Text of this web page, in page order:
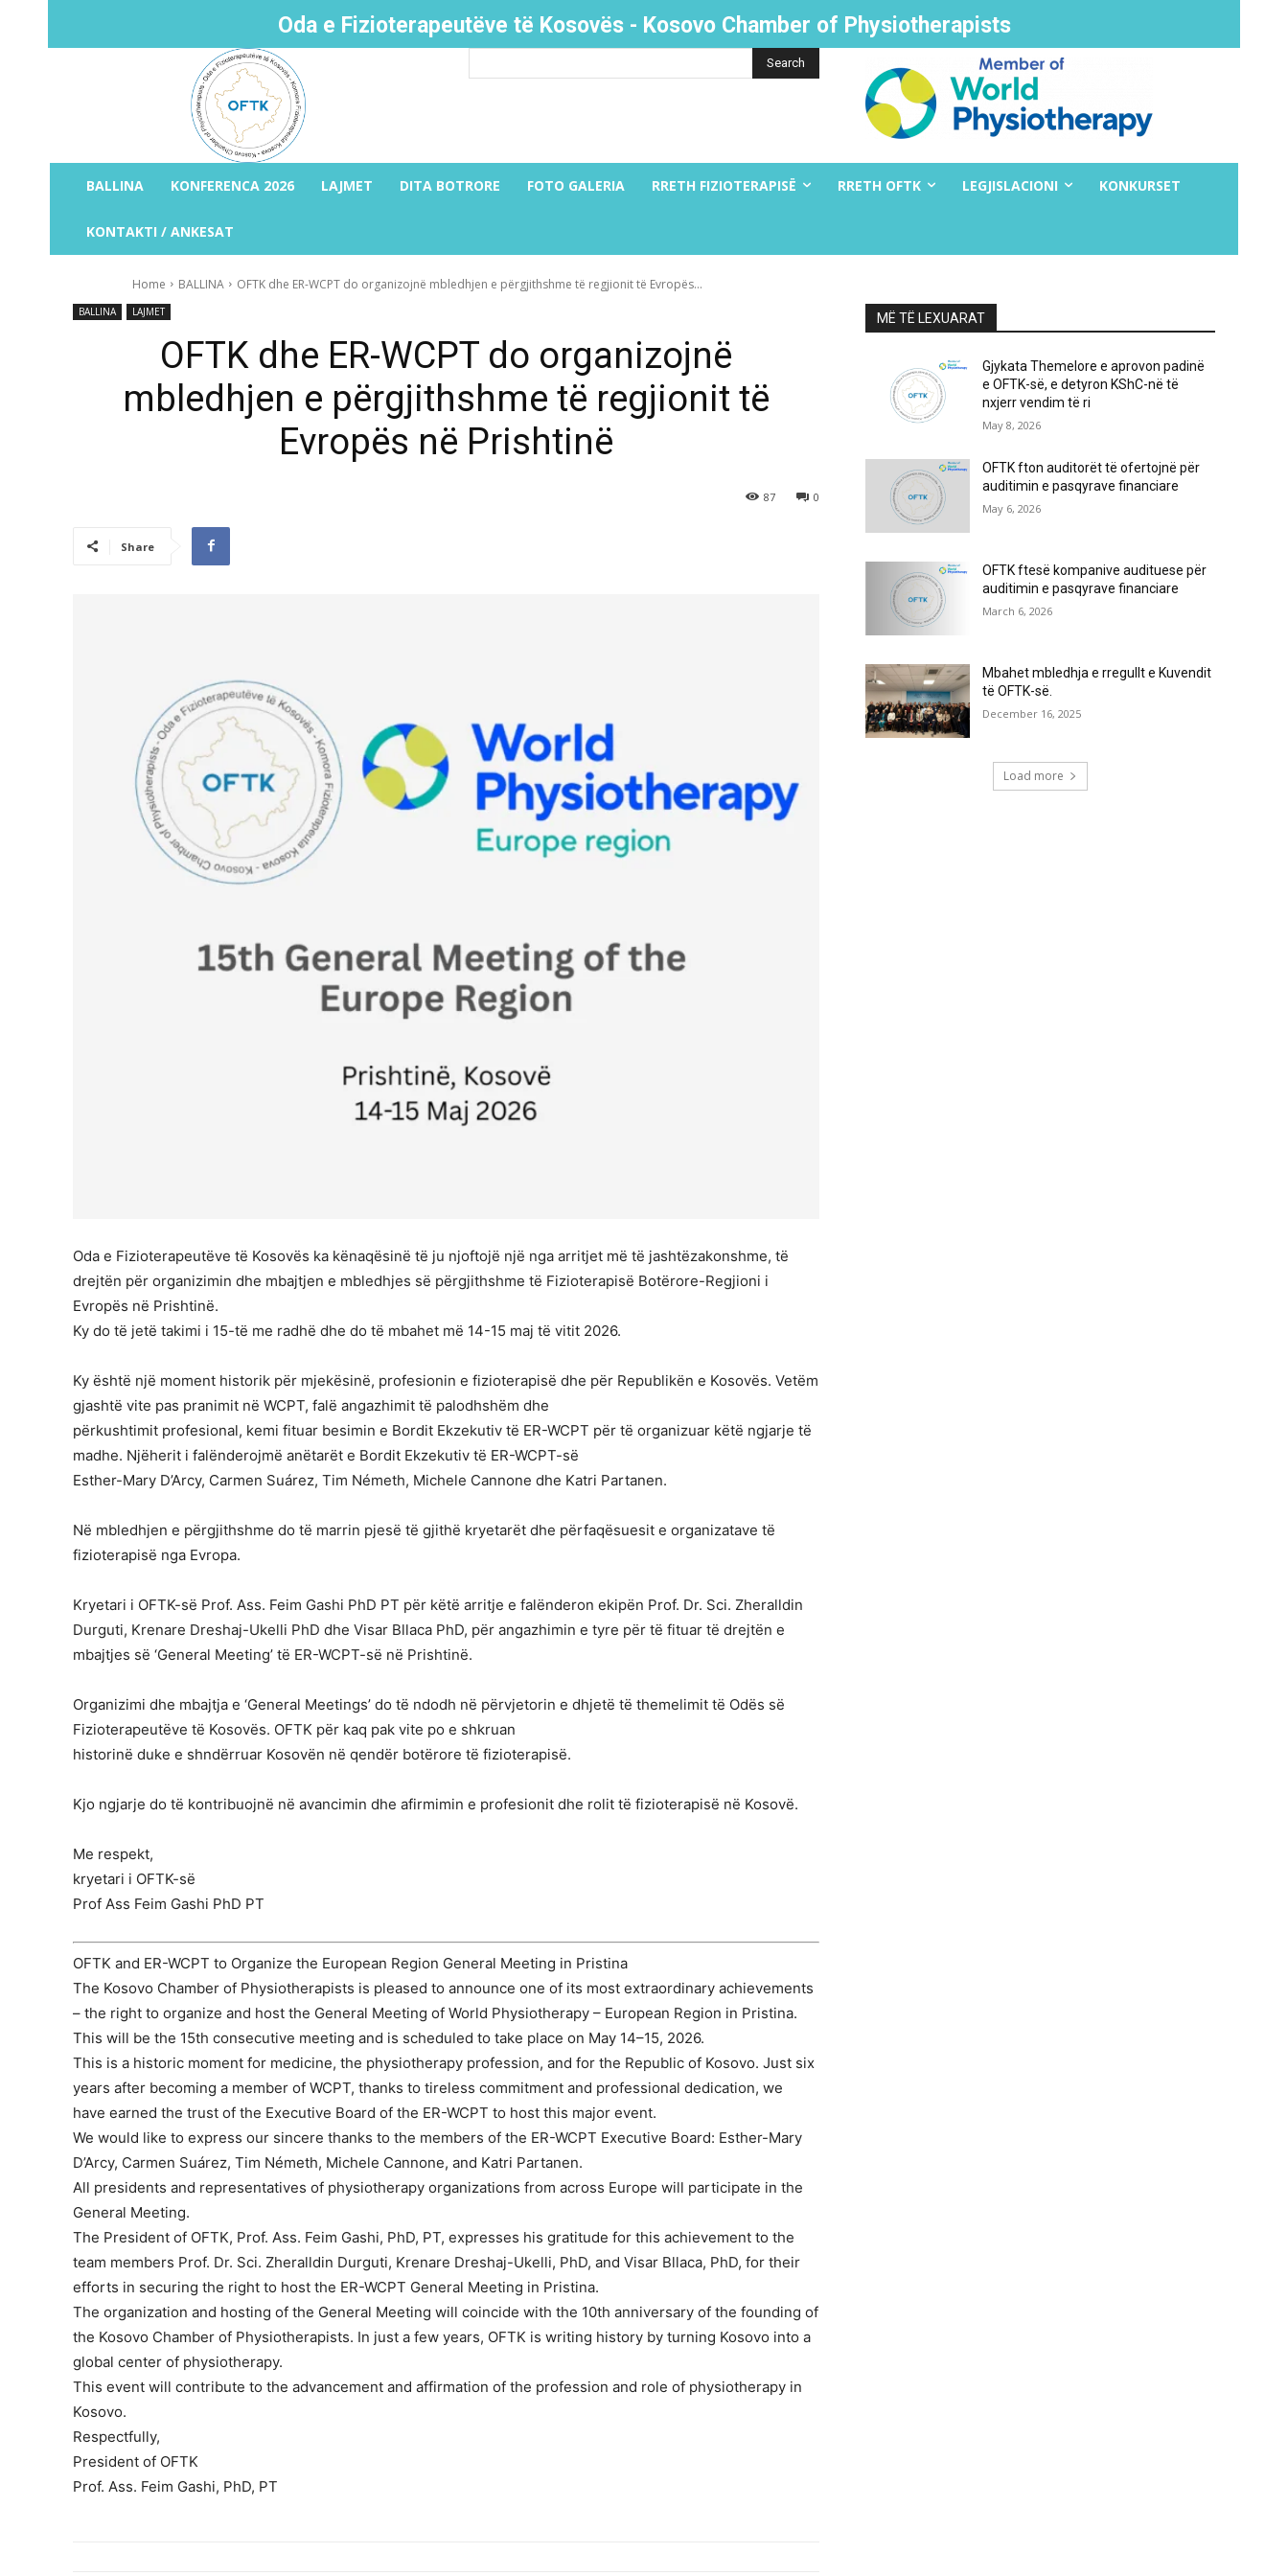
Oda e Fizioterapeutëve të Kosovës - Kosovo Chamber of Physiotherapists
Search
BALLINA KONFERENCA 2026 LAJMET DITA BOTRORE FOTO GALERIA RRETH FIZIOTERAPISË RRETH OFTK LEGJISLACIONI KONKURSET
KONTAKTI / ANKESAT
Home BALLINA OFTK dhe ER-WCPT do organizojnë mbledhjen e përgjithshme të regjionit të Evropës...
BALLINA LAJMET
OFTK dhe ER-WCPT do organizojnë
mbledhjen e përgjithshme të regjionit të
Evropës në Prishtinë
0
87
Share
Oda e Fizioterapeutëve të Kosovës ka kënaqësinë të ju njoftojë një nga arritjet më të jashtëzakonshme, të
drejtën për organizimin dhe mbajtjen e mbledhjes së përgjithshme të Fizioterapisë Botërore-Regjioni i
Evropës në Prishtinë.
Ky do të jetë takimi i 15-të me radhë dhe do të mbahet më 14-15 maj të vitit 2026.
Ky është një moment historik për mjekësinë, profesionin e fizioterapisë dhe për Republikën e Kosovës. Vetëm
gjashtë vite pas pranimit në WCPT, falë angazhimit të palodhshëm dhe
përkushtimit profesional, kemi fituar besimin e Bordit Ekzekutiv të ER-WCPT për të organizuar këtë ngjarje të
madhe. Njëherit i falënderojmë anëtarët e Bordit Ekzekutiv të ER-WCPT-së
Esther-Mary D’Arcy, Carmen Suárez, Tim Németh, Michele Cannone dhe Katri Partanen.
Në mbledhjen e përgjithshme do të marrin pjesë të gjithë kryetarët dhe përfaqësuesit e organizatave të
fizioterapisë nga Evropa.
Kryetari i OFTK-së Prof. Ass. Feim Gashi PhD PT për këtë arritje e falënderon ekipën Prof. Dr. Sci. Zheralldin
Durguti, Krenare Dreshaj-Ukelli PhD dhe Visar Bllaca PhD, për angazhimin e tyre për të fituar të drejtën e
mbajtjes së ‘General Meeting’ të ER-WCPT-së në Prishtinë.
Organizimi dhe mbajtja e ‘General Meetings’ do të ndodh në përvjetorin e dhjetë të themelimit të Odës së
Fizioterapeutëve të Kosovës. OFTK për kaq pak vite po e shkruan
historinë duke e shndërruar Kosovën në qendër botërore të fizioterapisë.
Kjo ngjarje do të kontribuojnë në avancimin dhe afirmimin e profesionit dhe rolit të fizioterapisë në Kosovë.
Me respekt,
kryetari i OFTK-së
Prof Ass Feim Gashi PhD PT
OFTK and ER-WCPT to Organize the European Region General Meeting in Pristina
The Kosovo Chamber of Physiotherapists is pleased to announce one of its most extraordinary achievements
– the right to organize and host the General Meeting of World Physiotherapy – European Region in Pristina.
This will be the 15th consecutive meeting and is scheduled to take place on May 14–15, 2026.
This is a historic moment for medicine, the physiotherapy profession, and for the Republic of Kosovo. Just six
years after becoming a member of WCPT, thanks to tireless commitment and professional dedication, we
have earned the trust of the Executive Board of the ER-WCPT to host this major event.
We would like to express our sincere thanks to the members of the ER-WCPT Executive Board: Esther-Mary
D’Arcy, Carmen Suárez, Tim Németh, Michele Cannone, and Katri Partanen.
All presidents and representatives of physiotherapy organizations from across Europe will participate in the
General Meeting.
The President of OFTK, Prof. Ass. Feim Gashi, PhD, PT, expresses his gratitude for this achievement to the
team members Prof. Dr. Sci. Zheralldin Durguti, Krenare Dreshaj-Ukelli, PhD, and Visar Bllaca, PhD, for their
efforts in securing the right to host the ER-WCPT General Meeting in Pristina.
The organization and hosting of the General Meeting will coincide with the 10th anniversary of the founding of
the Kosovo Chamber of Physiotherapists. In just a few years, OFTK is writing history by turning Kosovo into a
global center of physiotherapy.
This event will contribute to the advancement and affirmation of the profession and role of physiotherapy in
Kosovo.
Respectfully,
President of OFTK
Prof. Ass. Feim Gashi, PhD, PT
MË TË LEXUARAT
Gjykata Themelore e aprovon padinë
e OFTK-së, e detyron KShC-në të
nxjerr vendim të ri
May 8, 2026
OFTK fton auditorët të ofertojnë për
auditimin e pasqyrave financiare
May 6, 2026
OFTK ftesë kompanive audituese për
auditimin e pasqyrave financiare
March 6, 2026
Mbahet mbledhja e rregullt e Kuvendit
të OFTK-së.
December 16, 2025
Load more